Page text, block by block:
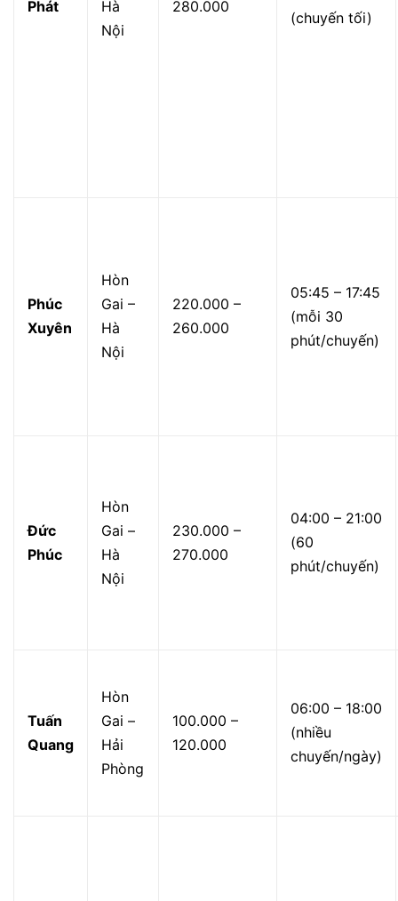
Phát
Hà
Nội
280.000
(chuyến tối)
Phúc
Xuyên
Hòn
Gai –
Hà
Nội
220.000 –
260.000
05:45 – 17:45
(mỗi 30
phút/chuyến)
Đức
Phúc
Hòn
Gai –
Hà
Nội
230.000 –
270.000
04:00 – 21:00
(60
phút/chuyến)
Tuấn
Quang
Hòn
Gai –
Hải
Phòng
100.000 –
120.000
06:00 – 18:00
(nhiều
chuyến/ngày)